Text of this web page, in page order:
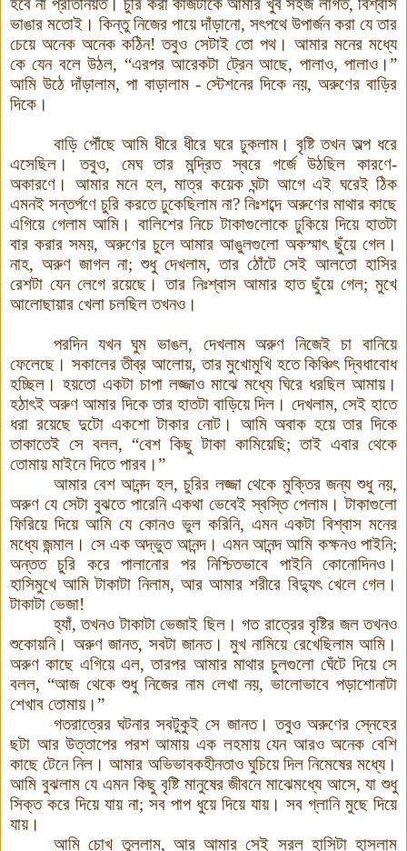
হবে না প্রতিনিয়ত। চুরি করা কাজটাকে আমার খুব সহজ লাগত,বিশ্বাস
ভাঙার মতোই । কিন্তু নিজের পায়ে দাঁড়ানো, সৎপথে উপার্জন করা যে তার
চেয়ে অনেক অনেক কঠিন!তবুও সেটাই তো পথ। আমার মনের মধ্যে
কে যেন বলে উঠল, “এরপর আরেকটা ট্রেন আছে, পালাও,পালাও ।”
আমি উঠে দাঁড়ালাম, পা বাড়ালাম-স্টেশনের দিকে নয়,অরুণের বাড়ির
দিকে ।
বাড়ি পৌঁছে আমি ধীরে ধীরে ঘরে ঢুকলাম। বৃষ্টি তখন অল্প ধরে
এসেছিল । তবুও, মেঘ তার মন্দ্রিত স্বরে গর্জে উঠছিল কারণে-
অকারণে । আমার মনে হল, মাত্র কয়েক ঘন্টা আগে এই ঘরেই ঠিক
এমনই সন্তর্পণে চুরি করতে ঢুকেছিলাম না?নিঃশব্দে অরুণের মাথার কাছে
এগিয়ে গেলাম আমি । বালিশের নিচে টাকাগুলোকে ঢুকিয়ে দিয়ে হাতটা
বার করার সময়, অরুণের চুলে আমার আঙুলগুলো অকস্মাৎ ছুঁয়ে গেল ।
নাহ, অরুণ জাগল না;শুধু দেখলাম,তার ঠোঁটে সেই আলতো হাসির
রেশটা যেন লেগে রয়েছে । তার নিঃশ্বাস আমার হাত ছুঁয়ে গেল;মুখে
আলোছায়ার খেলা চলছিল তখনও ।
পরদিন যখন ঘুম ভাঙল, দেখলাম অরুণ নিজেই চা বানিয়ে
ফেলেছে । সকালের তীব্র আলোয়,তার মুখোমুখি হতে কিঞ্চিৎ দ্বিধাবোধ
হচ্ছিল । হয়তো একটা চাপা লজ্জাও মাঝে মধ্যে ঘিরে ধরছিল আমায়।
হঠাৎই অরুণ আমার দিকে তার হাতটা বাড়িয়ে দিল । দেখলাম, সেই হাতে
ধরা রয়েছে দুটো একশো টাকার নোট ।
আমি অবাক হয়ে তার দিকে
তাকাতেই সে বলল, “বেশ কিছু টাকা কামিয়েছি;তাই এবার থেকে
তোমায় মাইনে দিতে পারব ।”
আমার বেশ আনন্দ হল, চুরির লজ্জা থেকে মুক্তির জন্য শুধু নয়,
অরুণ যে সেটা বুঝতে পারেনি একথা ভেবেই স্বস্তি পেলাম । টাকাগুলো
ফিরিয়ে দিয়ে আমি যে কোনও ভুল করিনি, এমন একটা বিশ্বাস মনের
মধ্যে জন্মাল । সে এক অদ্ভুত আনন্দ। এমন আনন্দ আমি কক্ষনও পাইনি;
অন্তত চুরি করে পালানোর পর নিশ্চিতভাবে পাইনি কোনোদিনও ।
হাসিমুখে আমি টাকাটা নিলাম, আর আমার শরীরে বিদ্যুৎ খেলে গেল ।
টাকাটা ভেজা!
হ্যাঁ, তখনও টাকাটা ভেজাই ছিল। গত রাত্রের বৃষ্টির জল তখনও
শুকোয়নি। অরুণ জানত, সবটা জানত। মুখ নামিয়ে রেখেছিলাম আমি ।
অরুণ কাছে এগিয়ে এল,তারপর আমার মাথার চুলগুলো ঘেঁটে দিয়ে সে
বলল, “আজ থেকে শুধু নিজের নাম লেখা নয়,ভালোভাবে পড়াশোনাটা
শেখাব তোমায়।”
গতরাত্রের ঘটনার সবটুকুই সে জানত। তবুও অরুণের স্নেহের
ছটা আর উত্তাপের পরশ আমায় এক লহমায় যেন আরও অনেক বেশি
কাছে টেনে নিল । আমার অভিভাবকহীনতাও ঘুচিয়ে দিল নিমেষের মধ্যে।
আমি বুঝলাম যে এমন কিছু বৃষ্টি মানুষের জীবনে মাঝেমধ্যে আসে,যা শুধু
সিক্ত করে দিয়ে যায় না; সব পাপ ধুয়ে দিয়ে যায়। সব গ্লানি মুছে দিয়ে
যায়।
আমি চোখ তুললাম, আর আমার সেই সরল হাসিটা হাসলাম